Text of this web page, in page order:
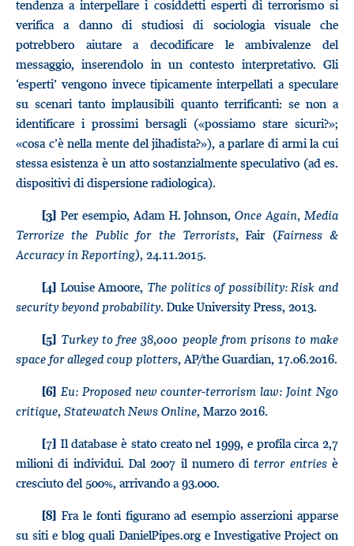
tendenza a interpellare i cosiddetti esperti di terrorismo si
verifica a danno di studiosi di sociologia visuale che
potrebbero aiutare a decodificare le ambivalenze del
messaggio, inserendolo in un contesto interpretativo. Gli
‘esperti’ vengono invece tipicamente interpellati a speculare
su scenari tanto implausibili quanto terrificanti: se non a
identificare i prossimi bersagli («possiamo stare sicuri?»;
«cosa c’è nella mente del jihadista?»), a parlare di armi la cui
stessa esistenza è un atto sostanzialmente speculativo (ad es.
dispositivi di dispersione radiologica).
[3] Per esempio, Adam H. Johnson,Once Again, Media
Terrorize the Public for the Terrorists, Fair (Fairness &
Accuracy in Reporting), 24.11.2015.
[4] Louise Amoore, The politics of possibility: Risk and
security beyond probability. Duke University Press, 2013.
[5] Turkey to free 38,000 people from prisons to make
space for alleged coup plotters, AP/the Guardian, 17.06.2016.
[6] Eu: Proposed new counter-terrorism law: Joint Ngo
critique, Statewatch News Online, Marzo 2016.
[7] Il database è stato creato nel 1999, e profila circa 2,7
milioni di individui. Dal 2007 il numero diterror entriesè
cresciuto del 500%, arrivando a 93.000.
[8] Fra le fonti figurano ad esempio asserzioni apparse
su siti e blog quali DanielPipes.org e Investigative Project on